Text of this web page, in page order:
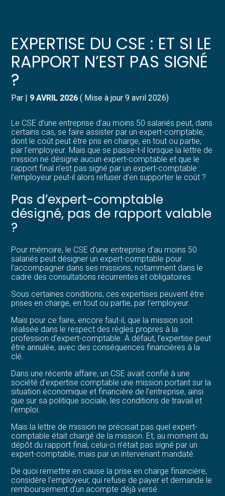
Gérer votre quotidien
Piloter votre entreprise
Développer votre entreprise
Construire votre patrimoine
Structurer votre croissance
Être prêt pour la facturation
Suivre votre comptabilité
Gérer vos ressources humaines
Dématérialiser vos documents
EXPERTISE DU CSE : ET SI LE
RAPPORT N’EST PAS SIGNÉ
?
Par | 9 AVRIL 2026 ( Mise à jour 9 avril 2026)
Le CSE d’une entreprise d’au moins 50 salariés peut, dans
certains cas, se faire assister par un expert-comptable,
dont le coût peut être pris en charge, en tout ou partie,
par l’employeur. Mais que se passe-t-il lorsque la lettre de
mission ne désigne aucun expert-comptable et que le
rapport final n’est pas signé par un expert-comptable :
l’employeur peut-il alors refuser d’en supporter le coût ?
Pas d’expert-comptable
désigné, pas de rapport valable
?
Pour mémoire, le CSE d’une entreprise d’au moins 50
salariés peut désigner un expert-comptable pour
l’accompagner dans ses missions, notamment dans le
cadre des consultations récurrentes et obligatoires.
Sous certaines conditions, ces expertises peuvent être
prises en charge, en tout ou partie, par l’employeur.
Mais pour ce faire, encore faut-il, que la mission soit
réalisée dans le respect des règles propres à la
profession d’expert-comptable. À défaut, l’expertise peut
être annulée, avec des conséquences financières à la
clé.
Dans une récente affaire, un CSE avait confié à une
société d’expertise comptable une mission portant sur la
situation économique et financière de l’entreprise, ainsi
que sur sa politique sociale, les conditions de travail et
l’emploi.
Mais la lettre de mission ne précisait pas quel expert-
comptable était chargé de la mission. Et, au moment du
dépôt du rapport final, celui-ci n’était pas signé par un
expert-comptable, mais par un intervenant mandaté.
De quoi remettre en cause la prise en charge financière,
considère l’employeur, qui refuse de payer et demande le
remboursement d’un acompte déjà versé.